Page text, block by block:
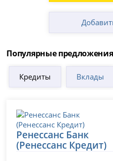
Популярные
Кредиты Вклады
Ренессанс Банк
(Ренессанс Кредит)